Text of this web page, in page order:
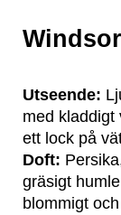
Utseende:
med kladdigt
ett lock på
Doft:
gräsigt
blommigt